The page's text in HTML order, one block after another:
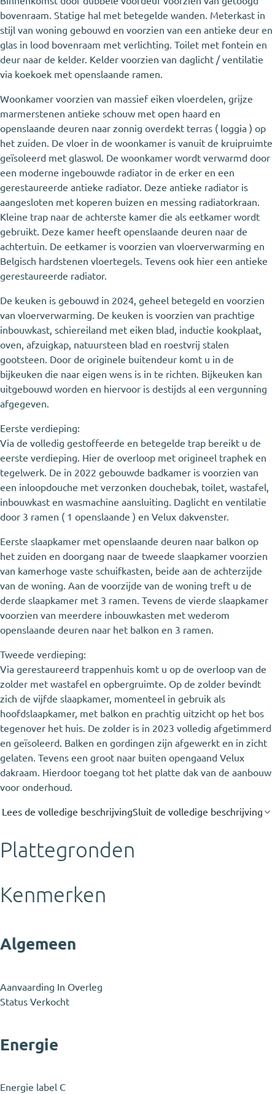
bovenraam. Statige hal met betegelde wanden. Meterkast in
stijl van woning gebouwd en voorzien van een antieke deur en
glas in lood bovenraam met verlichting. Toilet met fontein en
deur naar de kelder. Kelder voorzien van daglicht / ventilatie
via koekoek met openslaande ramen.
Woonkamer voorzien van massief eiken vloerdelen, grijze
marmerstenen antieke schouw met open haard en
openslaande deuren naar zonnig overdekt terras ( loggia ) op
het zuiden. De vloer in de woonkamer is vanuit de kruipruimte
geïsoleerd met glaswol. De woonkamer wordt verwarmd door
een moderne ingebouwde radiator in de erker en een
gerestaureerde antieke radiator. Deze antieke radiator is
aangesloten met koperen buizen en messing radiatorkraan.
Kleine trap naar de achterste kamer die als eetkamer wordt
gebruikt. Deze kamer heeft openslaande deuren naar de
achtertuin. De eetkamer is voorzien van vloerverwarming en
Belgisch hardstenen vloertegels. Tevens ook hier een antieke
gerestaureerde radiator.
De keuken is gebouwd in 2024, geheel betegeld en voorzien
van vloerverwarming. De keuken is voorzien van prachtige
inbouwkast, schiereiland met eiken blad, inductie kookplaat,
oven, afzuigkap, natuursteen blad en roestvrij stalen
gootsteen. Door de originele buitendeur komt u in de
bijkeuken die naar eigen wens is in te richten. Bijkeuken kan
uitgebouwd worden en hiervoor is destijds al een vergunning
afgegeven.
Eerste verdieping:
Via de volledig gestoffeerde en betegelde trap bereikt u de
eerste verdieping. Hier de overloop met origineel traphek en
tegelwerk. De in 2022 gebouwde badkamer is voorzien van
een inloopdouche met verzonken douchebak, toilet, wastafel,
inbouwkast en wasmachine aansluiting. Daglicht en ventilatie
door 3 ramen ( 1 openslaande ) en Velux dakvenster.
Eerste slaapkamer met openslaande deuren naar balkon op
het zuiden en doorgang naar de tweede slaapkamer voorzien
van kamerhoge vaste schuifkasten, beide aan de achterzijde
van de woning. Aan de voorzijde van de woning treft u de
derde slaapkamer met 3 ramen. Tevens de vierde slaapkamer
voorzien van meerdere inbouwkasten met wederom
openslaande deuren naar het balkon en 3 ramen.
Tweede verdieping:
Via gerestaureerd trappenhuis komt u op de overloop van de
zolder met wastafel en opbergruimte. Op de zolder bevindt
zich de vijfde slaapkamer, momenteel in gebruik als
hoofdslaapkamer, met balkon en prachtig uitzicht op het bos
tegenover het huis. De zolder is in 2023 volledig afgetimmerd
en geïsoleerd. Balken en gordingen zijn afgewerkt en in zicht
gelaten. Tevens een groot naar buiten opengaand Velux
dakraam. Hierdoor toegang tot het platte dak van de aanbouw
voor onderhoud.
Lees de volledige beschrijvingSluit de volledige beschrijving
Plattegronden
Kenmerken
Algemeen
Aanvaarding In Overleg
Status Verkocht
Energie
Energie label C